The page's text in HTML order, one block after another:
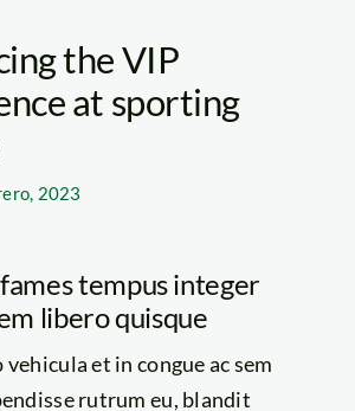
the VIP
at sporting
2023
tempus integer
libero quisque
vehicula et in congue ac sem
rutrum eu, blandit